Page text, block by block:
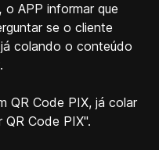
o APP informar que
se o cliente
colando o conteúdo
QR Code PIX, já colar
Code PIX".